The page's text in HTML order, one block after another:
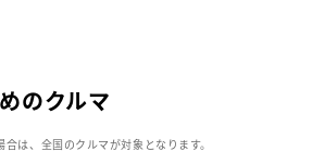
のクルマ
は、全国のクルマが対象となります。